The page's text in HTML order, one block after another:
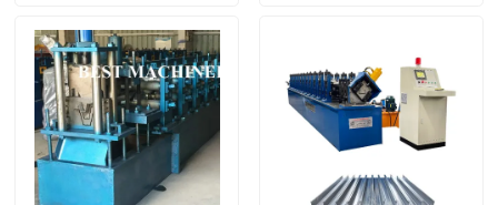
Au sujet de nous
Visite d'usine
Contrôle de qualité